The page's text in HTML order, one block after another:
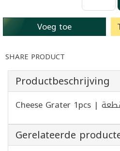
Voeg toe
SHARE PRODUCT
Productbeschrijving
Gerelateerde